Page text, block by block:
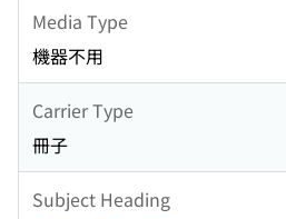
Media Type
機器不用
Carrier Type
冊子
Subject Heading